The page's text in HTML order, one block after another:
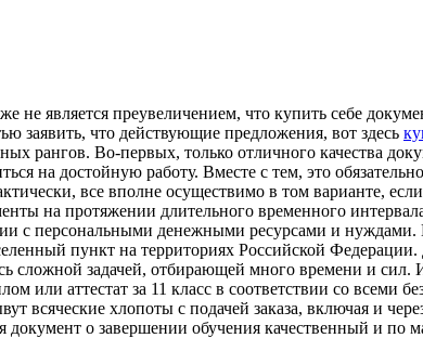
нe является преувеличением, что купить себе
заявить, что действующие предложения, вот здесь
рангов. Во-первых, только отличного качества
на достойную работу. Вместе с тем, это
все вполне осуществимо в том варианте,
на протяжении длительного временного
с персональными денежными ресурсами и
пункт на территориях Российской
сложной задачей, отбирающей много времени и
или аттестат за 11 класс в соответствии со всеми
всяческие хлопоты с подачей заказа, включая и
документ о завершении обучения качественный и